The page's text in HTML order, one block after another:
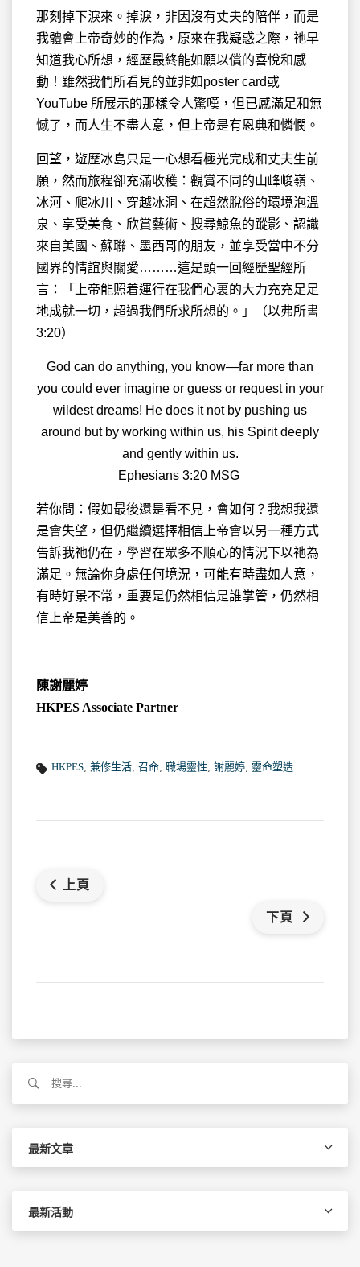
那刻掉下淚來。掉淚，非因沒有丈夫的陪伴，而是
我體會上帝奇妙的作為，原來在我疑惑之際，祂早
知道我心所想，經歷最終能如願以償的喜悅和感
動！雖然我們所看見的並非如poster card或
YouTube 所展示的那樣令人驚嘆，但已感滿足和無
憾了，而人生不盡人意，但上帝是有恩典和憐憫。
回望，遊歷冰島只是一心想看極光完成和丈夫生前
願，然而旅程卻充滿收穫：觀賞不同的山峰峻嶺、
冰河、爬冰川、穿越冰洞、在超然脫俗的環境泡溫
泉、享受美食、欣賞藝術、搜尋鯨魚的蹤影、認識
來自美國、蘇聯、墨西哥的朋友，並享受當中不分
國界的情誼與關愛………這是頭一回經歷聖經所
言：「上帝能照着運行在我們心裏的大力充充足足
地成就一切，超過我們所求所想的。」（‭‭以弗所書‬
‭3‬:‭20）‬‬‬‬‬‬‬‬
God can do anything, you know—far more than
you could ever imagine or guess or request in your
wildest dreams! He does it not by pushing us
around but by working within us, his Spirit deeply
and gently within us.
‭‭Ephesians‬ ‭3‬:‭20‬ ‭MSG‬‬ ‬‬‬‬‬
若你問：假如最後還是看不見，會如何？我想我還
是會失望，但仍繼續選擇相信上帝會以另一種方式
告訴我祂仍在，學習在眾多不順心的情況下以祂為
滿足。無論你身處任何境況，可能有時盡如人意，
有時好景不常，重要是仍然相信是誰掌管，仍然相
信上帝是美善的。
陳謝麗婷
HKPES Associate Partner
HKPES 兼修生活 召命 職場靈性 謝麗婷 靈命塑造
上頁
下頁
關
最新文章
最新活動